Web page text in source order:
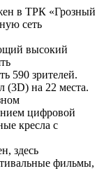
в ТРК «Грозный
сеть
высокий
590 зрителей.
(3D) на 22 места.
цифровой
кресла с
здесь
фильмы,